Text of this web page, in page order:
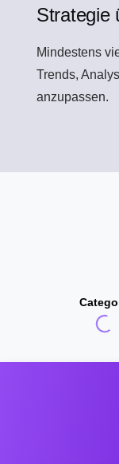
Strategie
Mindestens
Trends,
anzupassen.